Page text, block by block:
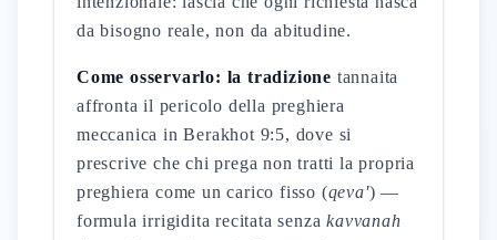
da bisogno reale, non da abitudine.
Come osservarlo: la tradizione tannaita
affronta il pericolo della preghiera
meccanica in Berakhot 9:5, dove si
prescrive che chi prega non tratti la propria
preghiera come un carico fisso (qeva') —
formula irrigidita recitata senzakavvanah